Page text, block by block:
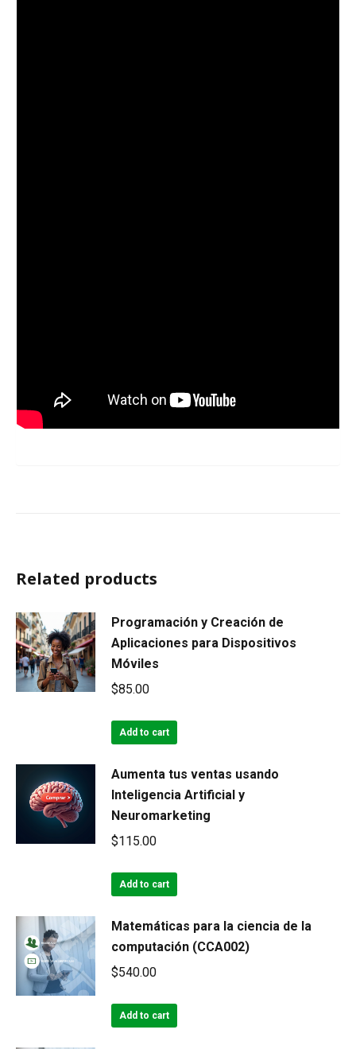
Related products
Programación y Creación de
Aplicaciones para Dispositivos
Móviles
$85.00
Add to cart
Aumenta tus ventas usando
Inteligencia Artificial y
Neuromarketing
$115.00
Add to cart
Matemáticas para la ciencia de la
computación (CCA002)
$540.00
Add to cart